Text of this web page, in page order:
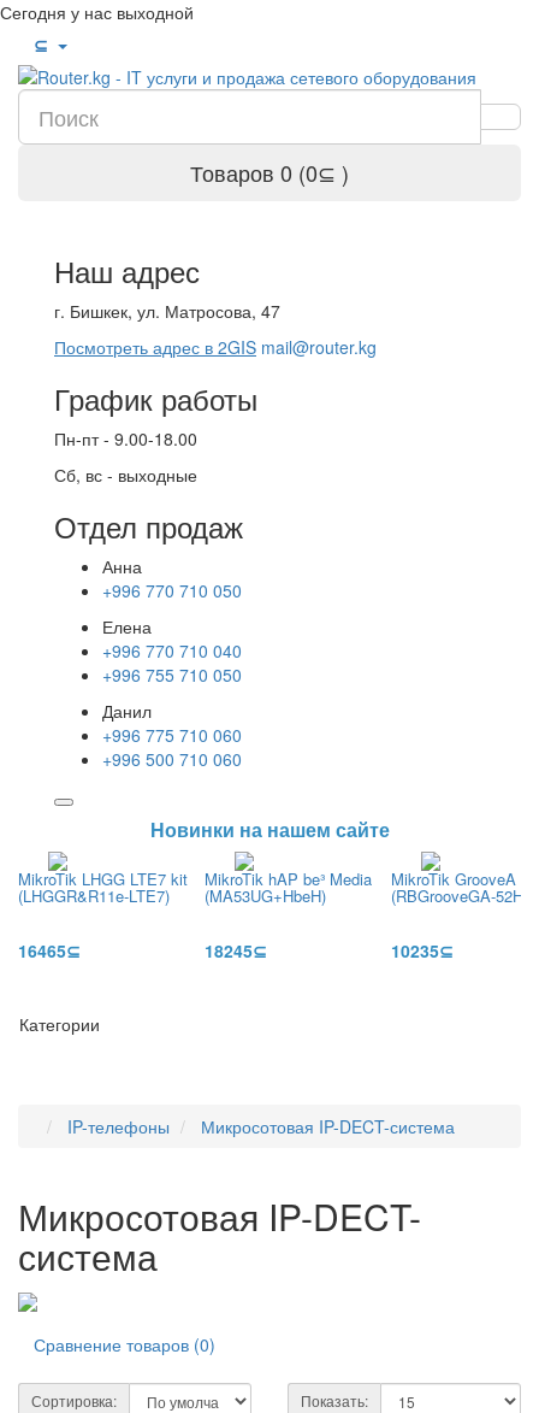
Сегодня у нас выходной
⊆
Товаров 0 (0⊆ )
Наш адрес
г. Бишкек, ул. Матросова, 47
Посмотреть адрес в 2GIS mail@router.kg
График работы
Пн-пт - 9.00-18.00
Сб, вс - выходные
Отдел продаж
Анна
+996 770 710 050
Елена
+996 770 710 040
+996 755 710 050
Данил
+996 775 710 060
+996 500 710 060
Новинки на нашем сайте
MikroTik LHGG LTE7 kit
(LHGGR&R11e-LTE7)
16465⊆
MikroTik hAP be³ Media
(MA53UG+HbeH)
18245⊆
MikroTik GrooveA
(RBGrooveGA-
10235⊆
Категории
IP-телефоны Микросотовая IP-DECT-система
Микросотовая IP-DECT-
система
Сравнение товаров (0)
Сортировка: Показать: